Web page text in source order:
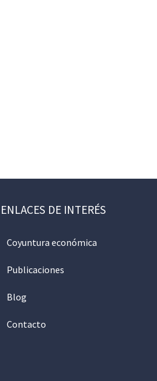
ENLACES DE INTERÉS
Coyuntura económica
Publicaciones
Blog
Contacto